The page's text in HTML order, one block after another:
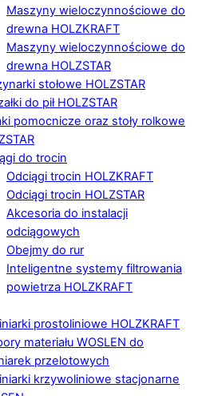
Maszyny wieloczynnościowe do
drewna HOLZKRAFT
Maszyny wieloczynnościowe do
drewna HOLZSTAR
stołowe HOLZSTAR
do pił HOLZSTAR
pomocnicze oraz stoły rolkowe
do trocin
Odciągi trocin HOLZKRAFT
Odciągi trocin HOLZSTAR
Akcesoria do instalacji
odciągowych
Obejmy do rur
Inteligentne systemy filtrowania
powietrza HOLZKRAFT
prostoliniowe HOLZKRAFT
materiału WOSLEN do
przelotowych
krzywoliniowe stacjonarne